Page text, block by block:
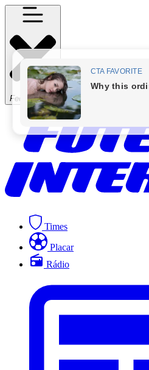
Fechar Menu
Times
Placar
Rádio